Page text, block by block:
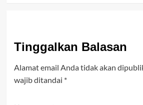
Tinggalkan Balasan
Alamat email Anda tidak akan
wajib ditandai *